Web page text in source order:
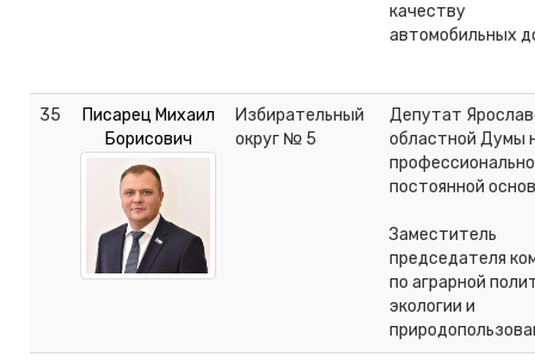
качеству
автомобильных
35
Писарец Михаил
Борисович
Избирательный
округ № 5
Депутат
областной Думы
постоянной
Заместитель
председателя
по аграрной
экологии и